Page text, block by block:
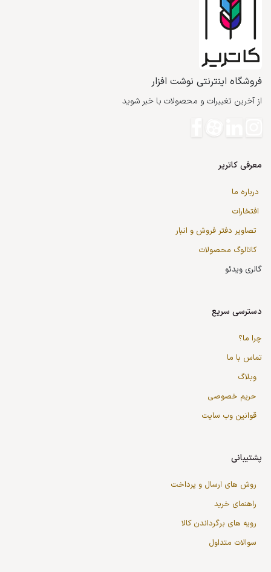
فروشگاه اینترنتی نوشت افزار
از آخرین تغییرات و محصولات با خبر شوید
معرفی کاتریر
درباره ما
افتخارات
تصاویر دفتر فروش و انبار
کاتالوگ محصولات
گالری ویدئو
دسترسی سریع
چرا ما؟
تماس با ما
وبلاگ
حریم خصوصی
قوانین وب سایت
پشتیبانی
روش های ارسال و پرداخت
راهنمای خرید
رویه های برگرداندن کالا
سوالات متداول